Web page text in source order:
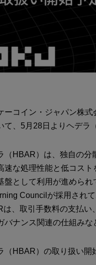
ーコイン・ジャパン株
て、5月28日よりヘデラ
（HBAR）は、独自の分
速な処理性能と低コス
盤として利用が進めら
Councilが採用され
は、取引手数料の支払
バナンス関連の仕組みな
（HBAR）の取り扱い開